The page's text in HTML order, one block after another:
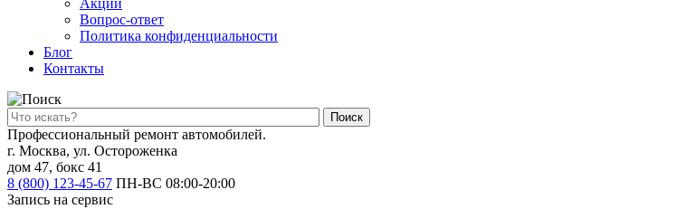
Акции
Вопрос-ответ
Политика конфиденциальности
Блог
Контакты
Поиск
Профессиональный ремонт автомобилей.
г. Москва, ул. Остороженка
дом 47, бокс 41
8 (800) 123-45-67 ПН-ВС 08:00-20:00
Запись на сервис